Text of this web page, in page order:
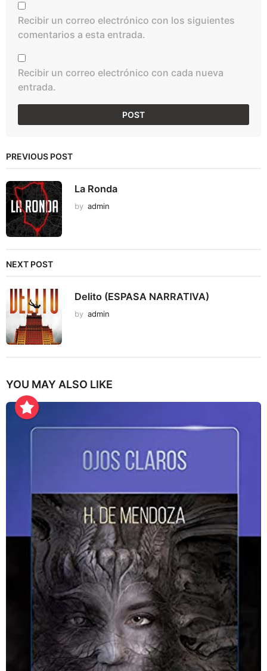
Recibir un correo electrónico con los siguientes
comentarios a esta entrada.
Recibir un correo electrónico con cada nueva
entrada.
PREVIOUS POST
La Ronda
by admin
NEXT POST
Delito (ESPASA NARRATIVA)
by admin
YOU MAY ALSO LIKE